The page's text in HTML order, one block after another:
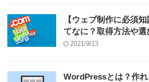
【ウェブ制作に必須
てなに？取得方法や選
2021/9/13
WordPressとは？作